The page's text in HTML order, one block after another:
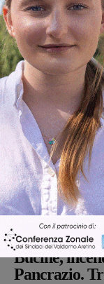
Ultime Notizie
Cronaca Monica
Bucine,
Pancrazio.